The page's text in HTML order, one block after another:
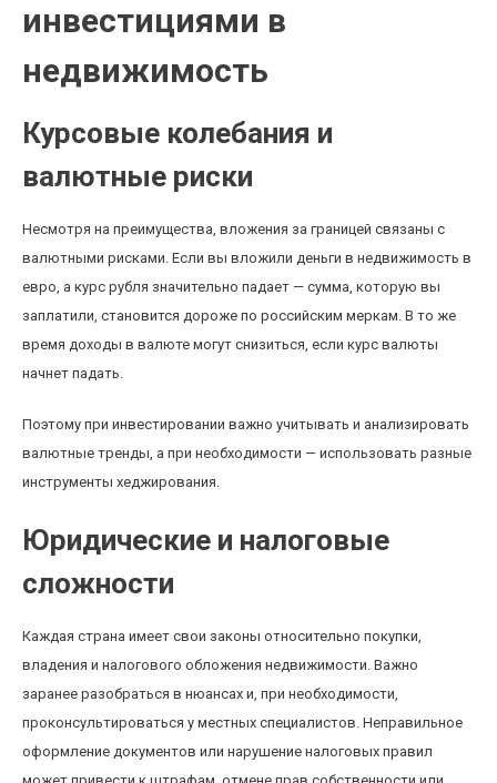
инвестициями в
недвижимость
Курсовые колебания и
валютные риски
Несмотря на преимущества, вложения за границей связаны с
валютными рисками. Если вы вложили деньги в недвижимость в
евро, а курс рубля значительно падает — сумма, которую вы
заплатили, становится дороже по российским меркам. В то же
время доходы в валюте могут снизиться, если курс валюты
начнет падать.
Поэтому при инвестировании важно учитывать и анализировать
валютные тренды, а при необходимости — использовать разные
инструменты хеджирования.
Юридические и налоговые
сложности
Каждая страна имеет свои законы относительно покупки,
владения и налогового обложения недвижимости. Важно
заранее разобраться в нюансах и, при необходимости,
проконсультироваться у местных специалистов. Неправильное
оформление документов или нарушение налоговых правил